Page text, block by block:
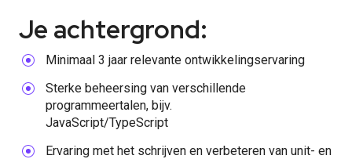
Je achtergrond:
Minimaal 3 jaar relevante ontwikkelingservaring
Sterke beheersing van verschillende
programmeertalen, bijv.
JavaScript/TypeScript
Ervaring met het schrijven en verbeteren van unit- en